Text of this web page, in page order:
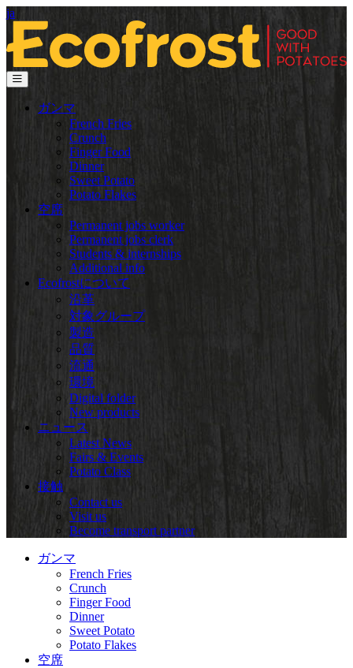
ja
ガンマ
French Fries
Crunch
Finger Food
Dinner
Sweet Potato
Potato Flakes
空席
Permanent jobs worker
Permanent jobs clerk
Students & internships
Additional info
Ecofrostについて
沿革
対象グループ
製造
品質
流通
環境
Digital folder
New products
ニュース
Latest News
Fairs & Events
Potato Class
接触
Contact us
Visit us
Become transport partner
ガンマ
French Fries
Crunch
Finger Food
Dinner
Sweet Potato
Potato Flakes
空席